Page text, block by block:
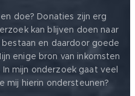
doe? Donaties zijn erg
kan blijven doen naar
en daardoor goede
enige bron van inkomsten
mijn onderzoek gaat veel
mij hierin ondersteunen?